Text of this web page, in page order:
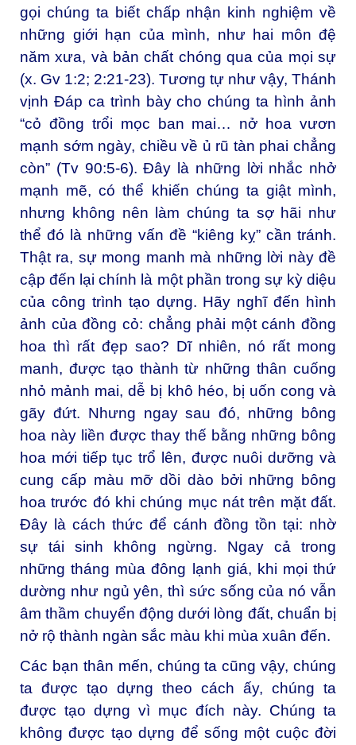
gọi chúng ta biết chấp nhận kinh nghiệm về
những giới hạn của mình, như hai môn đệ
năm xưa, và bản chất chóng qua của mọi sự
(x. Gv 1:2; 2:21-23). Tương tự như vậy, Thánh
vịnh Đáp ca trình bày cho chúng ta hình ảnh
“cỏ đồng trổi mọc ban mai… nở hoa vươn
mạnh sớm ngày, chiều về ủ rũ tàn phai chẳng
còn” (Tv 90:5-6). Đây là những lời nhắc nhở
mạnh mẽ, có thể khiến chúng ta giật mình,
nhưng không nên làm chúng ta sợ hãi như
thể đó là những vấn đề “kiêng kỵ” cần tránh.
Thật ra, sự mong manh mà những lời này đề
cập đến lại chính là một phần trong sự kỳ diệu
của công trình tạo dựng. Hãy nghĩ đến hình
ảnh của đồng cỏ: chẳng phải một cánh đồng
hoa thì rất đẹp sao? Dĩ nhiên, nó rất mong
manh, được tạo thành từ những thân cuống
nhỏ mảnh mai, dễ bị khô héo, bị uốn cong và
gãy đứt. Nhưng ngay sau đó, những bông
hoa này liền được thay thế bằng những bông
hoa mới tiếp tục trổ lên, được nuôi dưỡng và
cung cấp màu mỡ dồi dào bởi những bông
hoa trước đó khi chúng mục nát trên mặt đất.
Đây là cách thức để cánh đồng tồn tại: nhờ
sự tái sinh không ngừng. Ngay cả trong
những tháng mùa đông lạnh giá, khi mọi thứ
dường như ngủ yên, thì sức sống của nó vẫn
âm thầm chuyển động dưới lòng đất, chuẩn bị
nở rộ thành ngàn sắc màu khi mùa xuân đến.
Các bạn thân mến, chúng ta cũng vậy, chúng
ta được tạo dựng theo cách ấy, chúng ta
được tạo dựng vì mục đích này. Chúng ta
không được tạo dựng để sống một cuộc đời